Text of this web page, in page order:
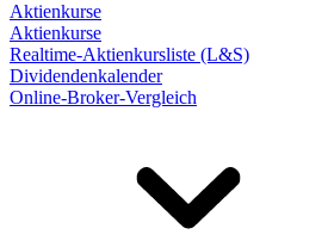
Aktienkurse
Aktienkurse
Realtime-Aktienkursliste (L&S)
Dividendenkalender
Online-Broker-Vergleich